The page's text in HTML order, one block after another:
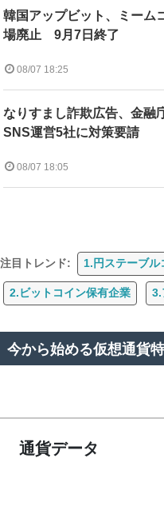
韓国アップビット、ミーム
場廃止 9月7日終了
08/07 18:25
なりすまし詐欺広告、金融
SNS運営5社に対策要請
08/07 18:05
注目トレンド: 1.円ステーブル
2.ビットコイン保有企業 3.
今から始める仮想通貨
通貨データ